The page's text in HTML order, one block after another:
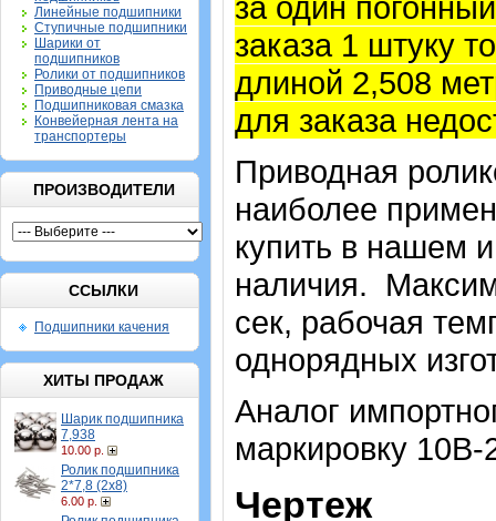
Линейные подшипники
Ступичные подшипники
Шарики от
подшипников
Ролики от подшипников
Приводные цепи
Подшипниковая смазка
Конвейерная лента на
транспортеры
ПРОИЗВОДИТЕЛИ
ССЫЛКИ
Подшипники качения
ХИТЫ ПРОДАЖ
Шарик подшипника
7,938
10.00 р.
Ролик подшипника
2*7,8 (2х8)
6.00 р.
заказа 1 штуку
длиной 2,508
для заказа
Приводная
наиболее
купить в нашем
наличия.
сек, рабочая
однорядных
Аналог
маркировку 10B-
Чертеж